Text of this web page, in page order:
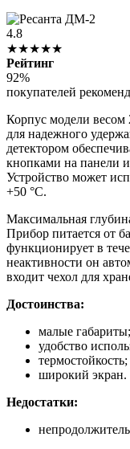
4.8
★★★★★
Рейтинг
92%
покупателей
Корпус модели весом
для надежного
детектором
кнопками на панели
Устройство может
+50 °С.
Максимальная
Прибор питается от
функционирует в
неактивности он
входит чехол для
Достоинства:
малые габариты;
удобство
термостойкость;
широкий экран.
Недостатки: